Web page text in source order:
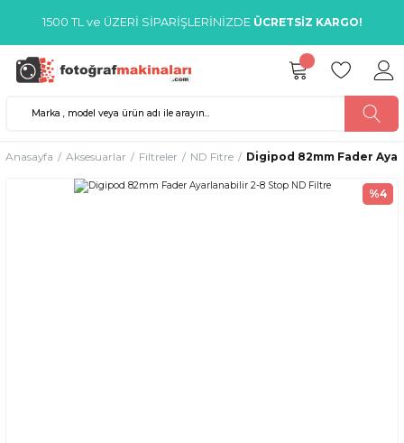
1500 TL ve ÜZERİ SİPARİŞLERİNİZDE ÜCRETSİZ KARGO!
Anasayfa Aksesuarlar Filtreler ND Fitre Digipod 82mm Fader
%4